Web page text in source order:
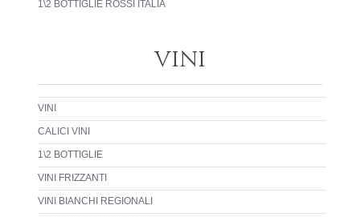
1\2 BOTTIGLIE ROSSI ITALIA
VINI
VINI
CALICI VINI
1\2 BOTTIGLIE
VINI FRIZZANTI
VINI BIANCHI REGIONALI